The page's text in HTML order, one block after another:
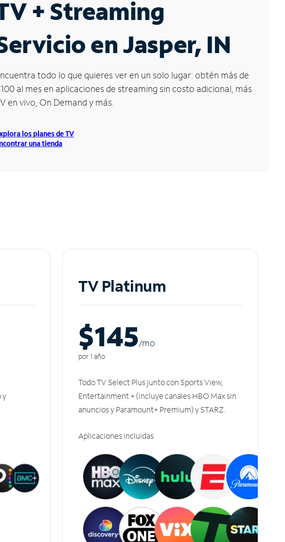
+ Streaming
en Jasper, IN
todo lo que quieres ver en un solo lugar: obtén más de
al mes en aplicaciones de streaming sin costo adicional, más
en vivo, On Demand y más.
los planes de TV
una tienda
y
TV Platinum
$145/mo
por 1 año
Todo TV Select Plus junto con Sports View,
Entertainment + (incluye canales HBO Max sin
anuncios y Paramount+ Premium) y STARZ.
Aplicaciones incluidas